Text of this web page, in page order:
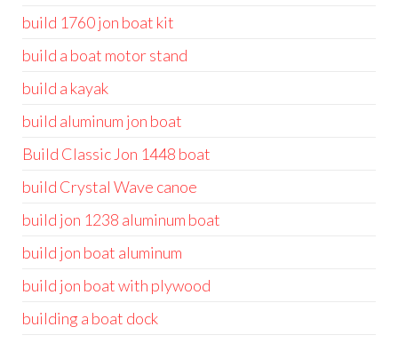
build 1760 jon boat kit
build a boat motor stand
build a kayak
build aluminum jon boat
Build Classic Jon 1448 boat
build Crystal Wave canoe
build jon 1238 aluminum boat
build jon boat aluminum
build jon boat with plywood
building a boat dock